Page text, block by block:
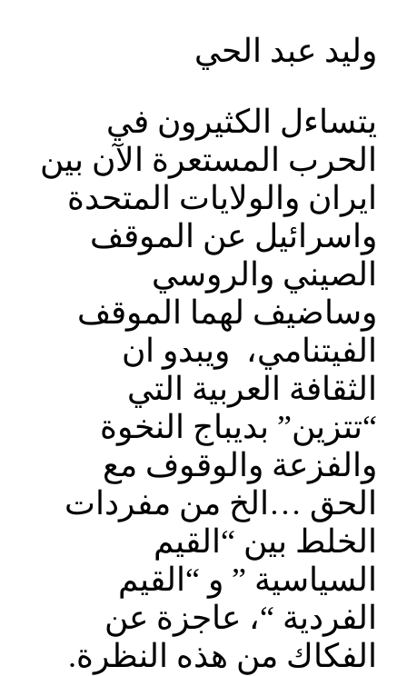
وليد عبد الحي
يتساءل الكثيرون في
الحرب المستعرة الآن بين
ايران والولايات المتحدة
واسرائيل عن الموقف
الصيني والروسي
وساضيف لهما الموقف
الفيتنامي، ويبدو ان
الثقافة العربية التي
“تتزين” بديباج النخوة
والفزعة والوقوف مع
الحق …الخ من مفردات
الخلط بين “القيم
السياسية ” و “القيم
الفردية “، عاجزة عن
الفكاك من هذه النظرة.